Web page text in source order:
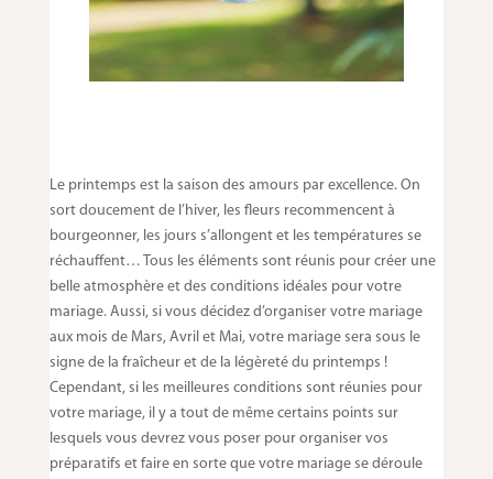
Le printemps est la saison des amours par excellence. On
sort doucement de l’hiver, les fleurs recommencent à
bourgeonner, les jours s’allongent et les températures se
réchauffent… Tous les éléments sont réunis pour créer une
belle atmosphère et des conditions idéales pour votre
mariage. Aussi, si vous décidez d’organiser votre mariage
aux mois de Mars, Avril et Mai, votre mariage sera sous le
signe de la fraîcheur et de la légèreté du printemps !
Cependant, si les meilleures conditions sont réunies pour
votre mariage, il y a tout de même certains points sur
lesquels vous devrez vous poser pour organiser vos
préparatifs et faire en sorte que votre mariage se déroule